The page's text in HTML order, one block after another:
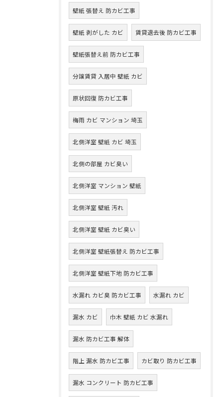
壁紙 張替え 防カビ工事
壁紙 剥がした カビ 賃貸退去後 防カビ工事
壁紙張替え前 防カビ工事
分譲賃貸 入居中 壁紙 カビ
原状回復 防カビ工事
梅雨 カビ マンション 埼玉
北側洋室 壁紙 カビ 埼玉
北側の部屋 カビ臭い
北側洋室 マンション 壁紙
北側洋室 壁紙 汚れ
北側洋室 壁紙 カビ臭い
北側洋室 壁紙張替え 防カビ工事
北側洋室 壁紙下地 防カビ工事
水漏れ カビ臭 防カビ工事 水漏れ カビ
漏水 カビ 巾木 壁紙 カビ 水漏れ
漏水 防カビ工事 解体
階上 漏水 防カビ工事 カビ取り 防カビ工事
漏水 コンクリート 防カビ工事